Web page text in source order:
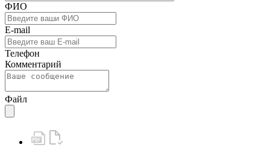
ФИО
E-mail
Телефон
Комментарий
Файл